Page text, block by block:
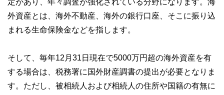
定があり、年々調査が強化されている分野になります。海
外資産とは、海外不動産、海外の銀行口座、そこに振り込
まれる生命保険金などを指します。
そして、毎年12月31日現在で5000万円超の海外資産を有
する場合は、税務署に国外財産調書の提出が必要となりま
す。ただし、被相続人および相続人の住所や国籍の有無に